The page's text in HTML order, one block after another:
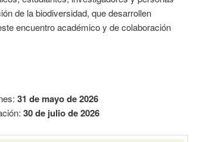
de la biodiversidad, que desarrollen
encuentro académico y de colaboración
31 de mayo de 2026
30 de julio de 2026